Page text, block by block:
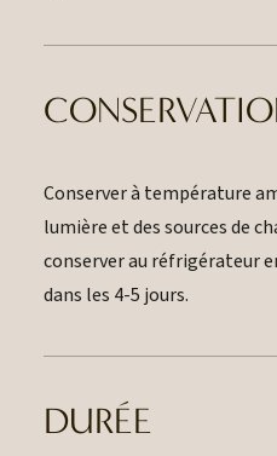
Conserver à température
lumière et des sources de
conserver au réfrigérateur
dans les 4-5 jours.
DURÉE